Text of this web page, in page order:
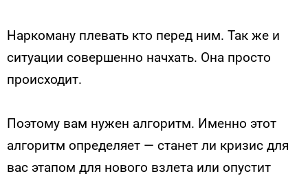
Наркоману плевать кто перед ним. Так же и
ситуации совершенно начхать. Она просто
происходит.
Поэтому вам нужен алгоритм. Именно этот
алгоритм определяет — станет ли кризис для
вас этапом для нового взлета или опустит